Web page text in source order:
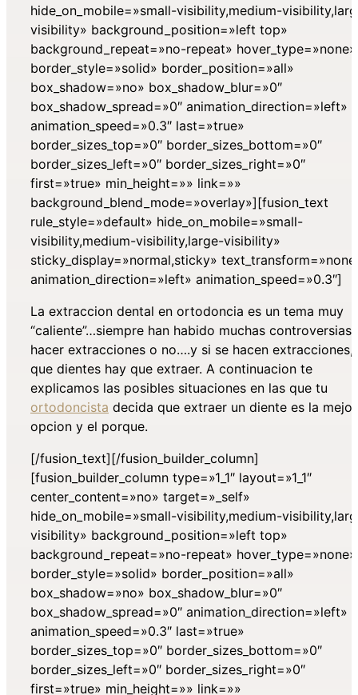
hide_on_mobile=»small-visibility,medium-
visibility» background_position=»left top»
background_repeat=»no-repeat» hover_type=»none»
border_style=»solid» border_position=»all»
box_shadow=»no» box_shadow_blur=»0″
box_shadow_spread=»0″ animation_direction=»left»
animation_speed=»0.3″ last=»true»
border_sizes_top=»0″ border_sizes_bottom=»0″
border_sizes_left=»0″ border_sizes_right=»0″
first=»true» min_height=»» link=»»
background_blend_mode=»overlay»][fusion_text
rule_style=»default» hide_on_mobile=»small-
visibility,medium-visibility,large-visibility»
sticky_display=»normal,sticky»
animation_direction=»left» animation_speed=»0.3″]
La extraccion dental en ortodoncia es un tema muy
“caliente”…siempre han habido muchas controversias
hacer extracciones o no….y si se hacen extracciones,
que dientes hay que extraer. A continuacion te
explicamos las posibles situaciones en las que tu
ortodoncista decida que extraer un diente es la mejor
opcion y el porque.
[/fusion_text][/fusion_builder_column]
[fusion_builder_column type=»1_1″ layout=»1_1″
center_content=»no» target=»_self»
hide_on_mobile=»small-visibility,medium-
visibility» background_position=»left top»
background_repeat=»no-repeat» hover_type=»none»
border_style=»solid» border_position=»all»
box_shadow=»no» box_shadow_blur=»0″
box_shadow_spread=»0″ animation_direction=»left»
animation_speed=»0.3″ last=»true»
border_sizes_top=»0″ border_sizes_bottom=»0″
border_sizes_left=»0″ border_sizes_right=»0″
first=»true» min_height=»» link=»»